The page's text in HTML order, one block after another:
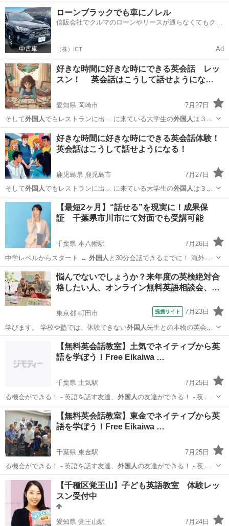
で働いて見たらどうで…
東京 目黒区 生活知識 お金
ローンブラックでも車にノレル
信販会社でクルマのローンやリースが通らなくてもクル
（株）ICT Ad
好きな時間に好きな時にできる英会話 レッ
スン！ 英会話はこうして話せようにな…
愛知県 岡崎市
7月27日
そして外国人でもレストランに出… に来ている大学生の外国人は３カ
国語を話せて… ている。 無料で外国人と話せるアプリなど…
愛知 岡崎市 英会話 ネイティブ
好きな時間に好きな時にできる英会話体験！
英会話はこうして話せようになる！
鹿児島県 鹿児島市
7月27日
そして外国人でもレストランに出… に来ている大学生の外国人は３カ
国語を話せて… ている。 無料で外国人と話せるアプリなど…
鹿児島 鹿児島市 ネイティブ
【最短2ヶ月】“話せる”を現実に！成果保
証 千葉県市川市にて対面でも受講可能
千葉県 本八幡駅
7月26日
中学レベルからスタート → 外国人 と30分会話できるまでに！ 海外在
住…千葉 市川市 本八幡駅 英会話 コーチング
悩んでないでしょうか？来年度の英検絶対合
格したい人、オンライン無料英語相談会、…
東京都 町田市 提携サイト 7月23日
学びます。 学校や塾では、体験できない外国人 先生との本物の英会話
の楽しさを体験する…その他
【無料英会話教室】土気でネイティブから英
語を学ぼう！Free Eikaiwa …
千葉県 土気駅
7月25日
る機会ができる！ - 英語を話す友達、 外国人の友達ができる！ - 夜の
授業だから、…
千葉 千葉市 土気駅 英語 ネイティブスピーカー
【無料英会話教室】東金でネイティブから英
語を学ぼう！Free Eikaiwa …
千葉県 東金駅
7月25日
る機会ができる！ - 英語を話す友達、 外国人の友達ができる！ - 夜の
授業だから、…
千葉 東金市 東金駅 英会話 ネイティブスピーカー
【千種区覚王山】子ども英語教室 体験レッ
スン受付中
愛知県 覚王山駅
7月24日